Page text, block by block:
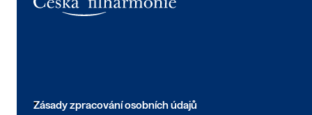
Zásady zpracování osobních údajů